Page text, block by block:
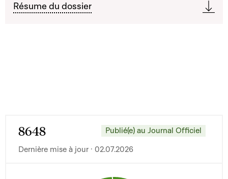
Résume du dossier
8648
Publié(e) au Journal Officiel
Dernière mise à jour · 02.07.2026